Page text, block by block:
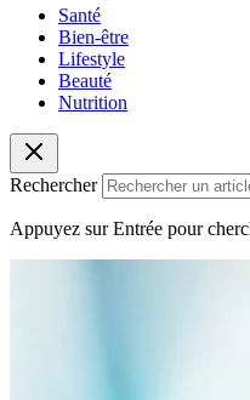
Santé
Bien-être
Lifestyle
Beauté
Nutrition
Rechercher
Appuyez sur Entrée pour